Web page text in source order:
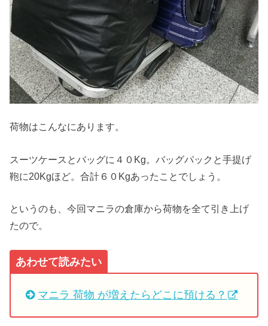
荷物はこんなにあります。
スーツケースとバッグに４０Kg。バッグパックと手提げ
鞄に20Kgほど。合計６０Kgあったことでしょう。
というのも、今回マニラの倉庫から荷物を全て引き上げ
たので。
あわせて読みたい
マニラ 荷物 が増えたらどこに預ける？